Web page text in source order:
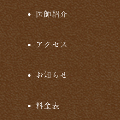
医師紹介
アクセス
お知らせ
料金表